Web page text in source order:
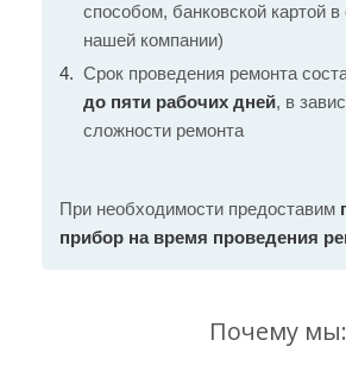
способом, банковской картой
нашей компании)
Срок проведения ремонта
до пяти рабочих дней, в
сложности ремонта
При необходимости предоставим
прибор на время проведения
Почему мы: